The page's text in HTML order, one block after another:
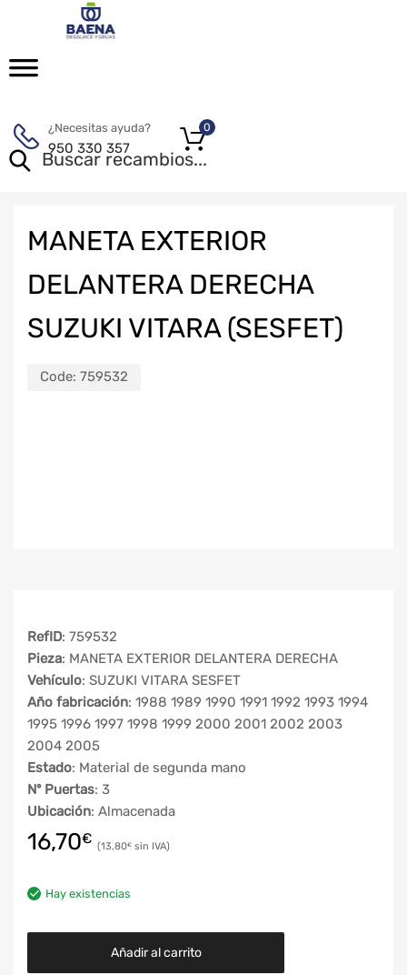
¿Necesitas ayuda?
950 330 357
0
MANETA EXTERIOR
DELANTERA DERECHA
SUZUKI VITARA (SESFET)
Code: 759532
RefID: 759532
Pieza: MANETA EXTERIOR DELANTERA DERECHA
Vehículo: SUZUKI VITARA SESFET
Año fabricación: 1988 1989 1990 1991 1992 1993 1994
1995 1996 1997 1998 1999 2000 2001 2002 2003
2004 2005
Estado: Material de segunda mano
Nº Puertas: 3
Ubicación: Almacenada
16,70€ 13,80€
Hay existencias
Añadir al carrito